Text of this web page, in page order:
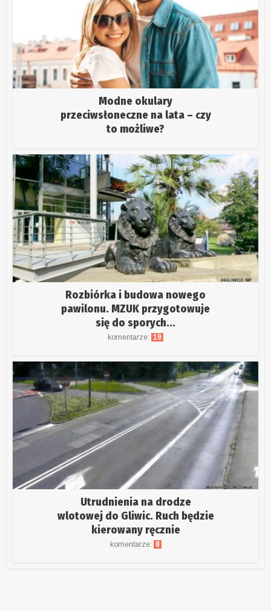
Modne okulary
przeciwsłoneczne na lata – czy
to możliwe?
Rozbiórka i budowa nowego
pawilonu. MZUK przygotowuje
się do sporych...
komentarze: 19
Utrudnienia na drodze
wlotowej do Gliwic. Ruch będzie
kierowany ręcznie
komentarze: 8